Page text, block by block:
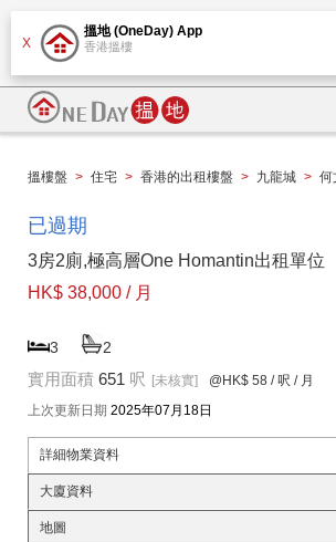
X
搵地 (OneDay) App
香港搵樓
搵樓盤 > 住宅 > 香港的出租樓盤 > 九龍城 > 何
已過期
3房2廁,極高層One Homantin出租單位
HK$ 38,000 / 月
3 2
實用面積 651 呎 [未核實] @HK$ 58 / 呎 / 月
上次更新日期 2025年07月18日
詳細物業資料
大廈資料
地圖